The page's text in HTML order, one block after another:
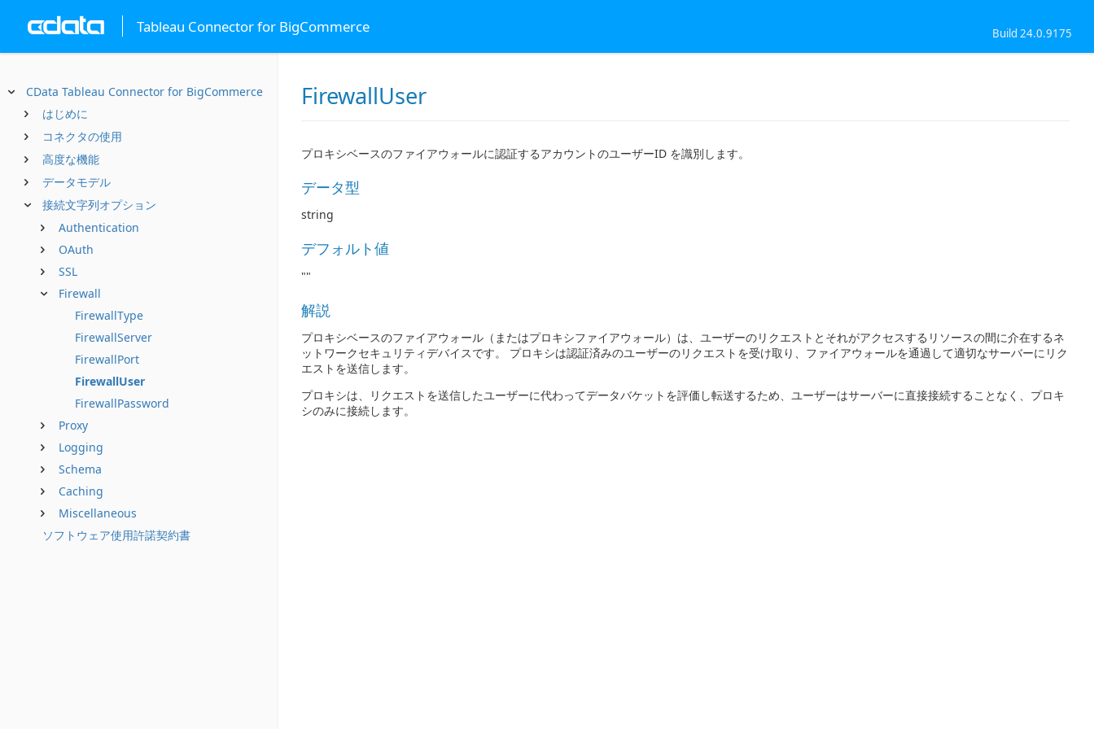
Tableau Connector for BigCommerce Build 24.0.9175
CData Tableau Connector for BigCommerce
はじめに
コネクタの使用
高度な機能
データモデル
接続文字列オプション
Authentication
OAuth
SSL
Firewall
FirewallType
FirewallServer
FirewallPort
FirewallUser
FirewallPassword
Proxy
Logging
Schema
Caching
Miscellaneous
ソフトウェア使用許諾契約書
FirewallUser
プロキシベースのファイアウォールに認証するアカウントのユーザーID を識別します。
データ型
string
デフォルト値
""
解説
プロキシベースのファイアウォール（またはプロキシファイアウォール）は、ユーザーのリクエストとそれがアクセスするリソースの間に介在するネ
ットワークセキュリティデバイスです。 プロキシは認証済みのユーザーのリクエストを受け取り、ファイアウォールを通過して適切なサーバーにリク
エストを送信します。
プロキシは、リクエストを送信したユーザーに代わってデータバケットを評価し転送するため、ユーザーはサーバーに直接接続することなく、プロキ
シのみに接続します。